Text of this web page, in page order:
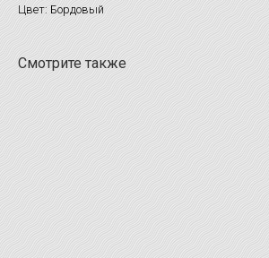
Цвет: Бордовый
Смотрите также